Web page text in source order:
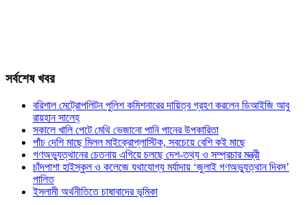
সর্বশেষ খবর
বরিশাল মেট্রোপলিটন পুলিশ কমিশনারের দায়িত্ব গ্রহণ করলেন ডিআইজি আবু
রায়হান সালেহ্
সকালে খালি পেটে মেথি ভেজানো পানি পানের উপকারিতা
পাঁচ দেশি মাছে মিলল মাইক্রোপ্লাস্টিক, সবচেয়ে বেশি কই মাছে
গণঅভ্যুত্থানের চেতনায় এগিয়ে চলছে দেশ-তথ্য ও সম্প্রচার মন্ত্রী
চাঁদপাশা হাইস্কুল ও কলেজে যথাযোগ্য মর্যাদায় ‘জুলাই গণঅভ্যুত্থান দিবস’
পালিত
ইসলামী অর্থনীতিতে চাষাবাদের ভূমিকা